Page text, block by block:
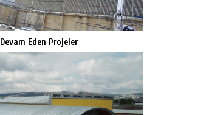
Devam Eden Projeler